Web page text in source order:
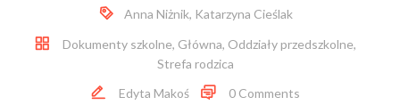
Anna Niżnik, Katarzyna Cieślak
Dokumenty szkolne, Główna, Oddziały przedszkolne,
Strefa rodzica
Edyta Makoś
0 Comments